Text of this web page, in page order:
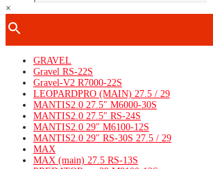
×
GRAVEL
Gravel RS-22S
Gravel-V2 R7000-22S
LEOPARDPRO (MAIN) 27.5 / 29
MANTIS2.0 27.5″ M6000-30S
MANTIS2.0 27.5″ RS-24S
MANTIS2.0 29″ M6100-12S
MANTIS2.0 29″ RS-30S 27.5 / 29
MAX
MAX (main) 27.5 RS-13S